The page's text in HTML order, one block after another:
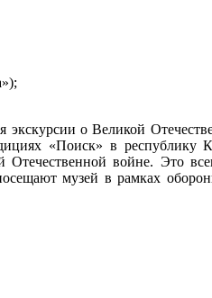
о Великой
«Поиск» в республику
войне. Это
музей в рамках